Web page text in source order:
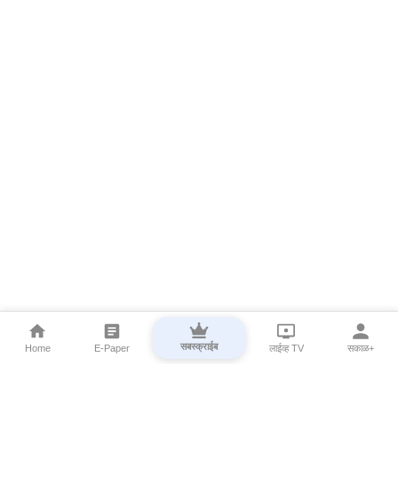
Home E-Paper सबस्क्राईब लाईव्ह TV सकाळ+